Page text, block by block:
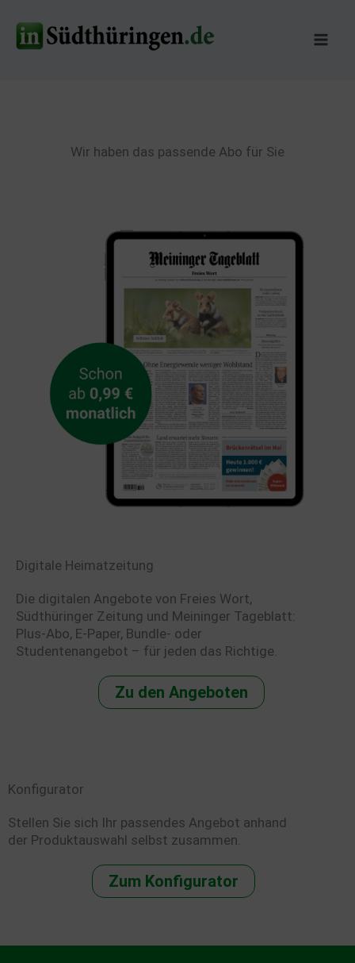
Inhalt
springen
Wir haben das passende Abo für Sie
Digitale Heimatzeitung
Die digitalen Angebote von Freies Wort,
Südthüringer Zeitung und Meininger Tageblatt:
Plus-Abo, E-Paper, Bundle- oder
Studentenangebot – für jeden das Richtige.
Zu den Angeboten
Konfigurator
Stellen Sie sich Ihr passendes Angebot anhand
der Produktauswahl selbst zusammen.
Zum Konfigurator